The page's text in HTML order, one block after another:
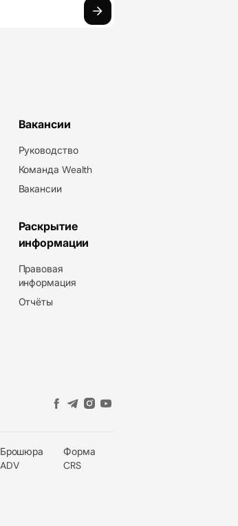
Вакансии
Руководство
Команда Wealth
Вакансии
Раскрытие
информации
Правовая
информация
Отчёты
Брошюра
ADV
Форма
CRS